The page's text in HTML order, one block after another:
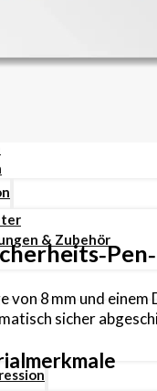
& Zubehör
von 8 mm und
sicher